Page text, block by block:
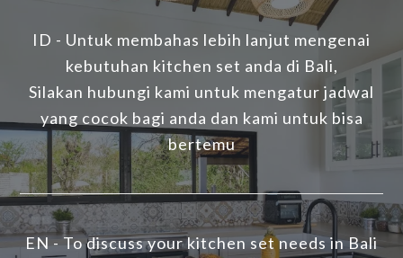
ID - Untuk membahas lebih lanjut mengenai
kebutuhan kitchen set anda di Bali,
Silakan hubungi kami untuk mengatur jadwal
yang cocok bagi anda dan kami untuk bisa
bertemu
EN - To discuss your kitchen set needs in Bali